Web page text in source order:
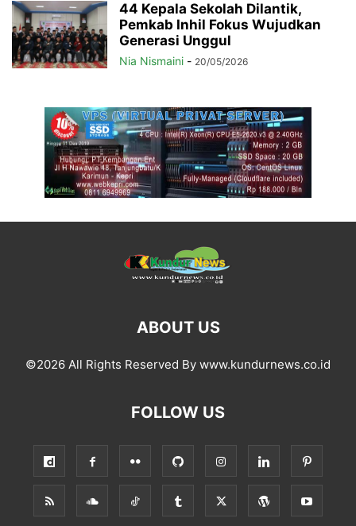
44 Kepala Sekolah Dilantik,
Pemkab Inhil Fokus Wujudkan
Generasi Unggul
Nia Nismaini - 20/05/2026
ABOUT US
©2026 All Rights Reserved By www.kundurnews.co.id
FOLLOW US